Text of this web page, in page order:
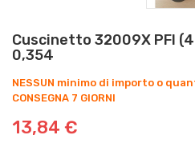
Cuscinetto 32009X PFI
0,354
NESSUN minimo di importo o
CONSEGNA 7 GIORNI
13,84 €